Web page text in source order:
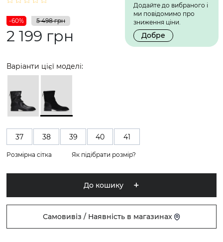
Додайте до вибраного і
ми повідомимо про
зниження ціни.
Добре
-60% 5 498 грн
2 199 грн
Варіанти цієї моделі:
37 38 39 40 41
Розмірна сітка Як підібрати розмір?
До кошику
Самовивіз / Наявність в магазинах